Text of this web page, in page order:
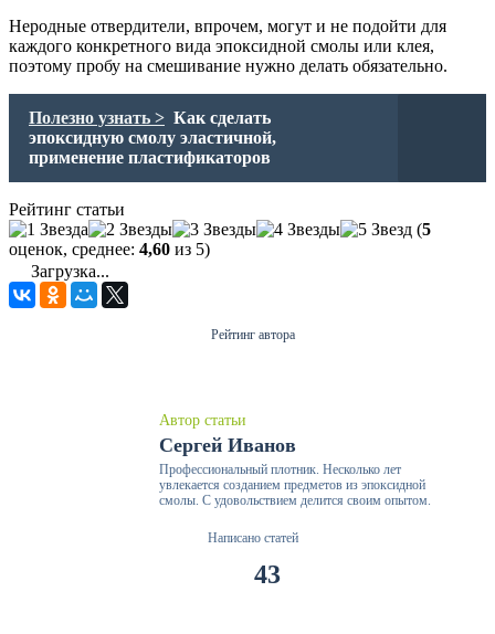
Неродные отвердители, впрочем, могут и не подойти для
каждого конкретного вида эпоксидной смолы или клея,
поэтому пробу на смешивание нужно делать обязательно.
Полезно узнать > Как сделать
эпоксидную смолу эластичной,
применение пластификаторов
Рейтинг статьи
(5
оценок, среднее: 4,60 из 5)
Загрузка...
Рейтинг автора
Автор статьи
Сергей Иванов
Профессиональный плотник. Несколько лет
увлекается созданием предметов из эпоксидной
смолы. С удовольствием делится своим опытом.
Написано статей
43